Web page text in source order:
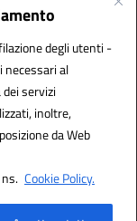
degli utenti -
necessari al
servizi
inoltre,
da Web
Cookie Policy.
(NA)
95170530638
S.r.l.
Italia